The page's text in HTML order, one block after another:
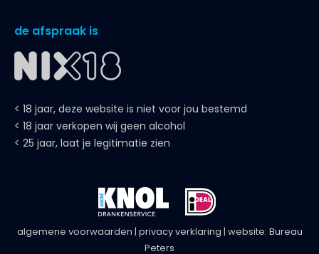
de afspraak is
< 18 jaar, deze website is niet voor jou bestemd
< 18 jaar verkopen wij geen alcohol
< 25 jaar, laat je legitimatie zien
algemene voorwaarden | privacy verklaring | website: Bureau
Peters